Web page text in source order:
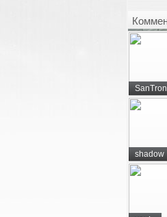
SanTron
shadow